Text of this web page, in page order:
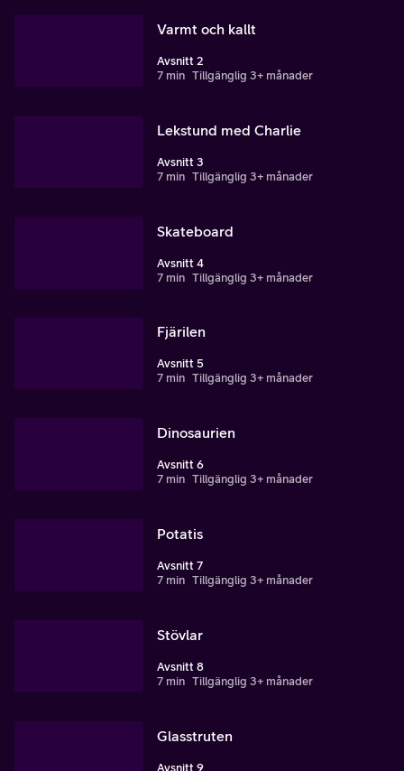
Varmt och kallt
Avsnitt 2
7 min Tillgänglig 3+ månader
Lekstund med Charlie
Avsnitt 3
7 min Tillgänglig 3+ månader
Skateboard
Avsnitt 4
7 min Tillgänglig 3+ månader
Fjärilen
Avsnitt 5
7 min Tillgänglig 3+ månader
Dinosaurien
Avsnitt 6
7 min Tillgänglig 3+ månader
Potatis
Avsnitt 7
7 min Tillgänglig 3+ månader
Stövlar
Avsnitt 8
7 min Tillgänglig 3+ månader
Glasstruten
Avsnitt 9